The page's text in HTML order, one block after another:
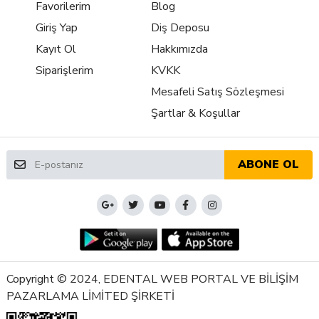
Favorilerim
Giriş Yap
Kayıt Ol
Siparişlerim
Blog
Diş Deposu
Hakkımızda
KVKK
Mesafeli Satış Sözleşmesi
Şartlar & Koşullar
ABONE OL
Copyright © 2024, EDENTAL WEB PORTAL VE BİLİŞİM
PAZARLAMA LİMİTED ŞİRKETİ